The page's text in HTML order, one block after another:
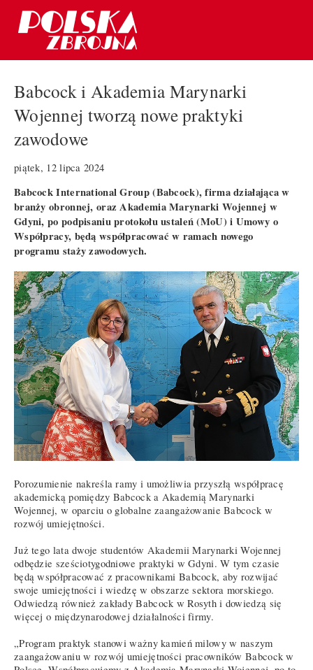
Babcock i Akademia Marynarki
Wojennej tworzą nowe praktyki
zawodowe
piątek, 12 lipca 2024
Babcock International Group (Babcock), firma działająca w
branży obronnej, oraz Akademia Marynarki Wojennej w
Gdyni, po podpisaniu protokołu ustaleń (MoU) i Umowy o
Współpracy, będą współpracować w ramach nowego
programu staży zawodowych.
Porozumienie nakreśla ramy i umożliwia przyszłą współpracę
akademicką pomiędzy Babcock a Akademią Marynarki
Wojennej, w oparciu o globalne zaangażowanie Babcock w
rozwój umiejętności.
Już tego lata dwoje studentów Akademii Marynarki Wojennej
odbędzie sześciotygodniowe praktyki w Gdyni. W tym czasie
będą współpracować z pracownikami Babcock, aby rozwijać
swoje umiejętności i wiedzę w obszarze sektora morskiego.
Odwiedzą również zakłady Babcock w Rosyth i dowiedzą się
więcej o międzynarodowej działalności firmy.
„Program praktyk stanowi ważny kamień milowy w naszym
zaangażowaniu w rozwój umiejętności pracowników Babcock w